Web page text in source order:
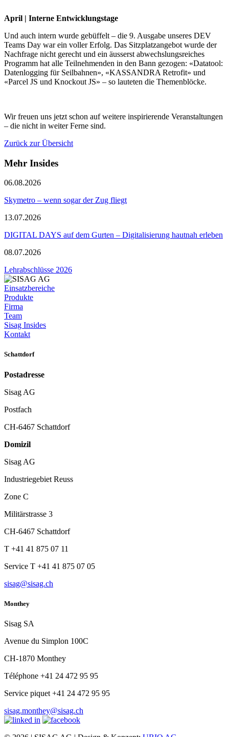
April | Interne Entwicklungstage
Und auch intern wurde gebüffelt – die 9. Ausgabe unseres DEV
Teams Day war ein voller Erfolg. Das Sitzplatzangebot wurde der
Nachfrage nicht gerecht und ein äusserst abwechslungsreiches
Programm hat alle Teilnehmenden in den Bann gezogen: «Datatool:
Datenlogging für Seilbahnen», «KASSANDRA Retrofit» und
«Parcel JS und Knockout JS» – so lauteten die Themenblöcke.
Wir freuen uns jetzt schon auf weitere inspirierende Veranstaltungen
– die nicht in weiter Ferne sind.
Zurück zur Übersicht
Mehr Insides
06.08.2026
Skymetro – wenn sogar der Zug fliegt
13.07.2026
DIGITAL DAYS auf dem Gurten – Digitalisierung hautnah erleben
08.07.2026
Lehrabschlüsse 2026
Einsatzbereiche
Produkte
Firma
Team
Sisag Insides
Kontakt
Schattdorf
Postadresse
Sisag AG
Postfach
CH-6467 Schattdorf
Domizil
Sisag AG
Industriegebiet Reuss
Zone C
Militärstrasse 3
CH-6467 Schattdorf
T +41 41 875 07 11
Service T +41 41 875 07 05
sisag@sisag.ch
Monthey
Sisag SA
Avenue du Simplon 100C
CH-1870 Monthey
Téléphone +41 24 472 95 95
Service piquet +41 24 472 95 95
sisag.monthey@sisag.ch